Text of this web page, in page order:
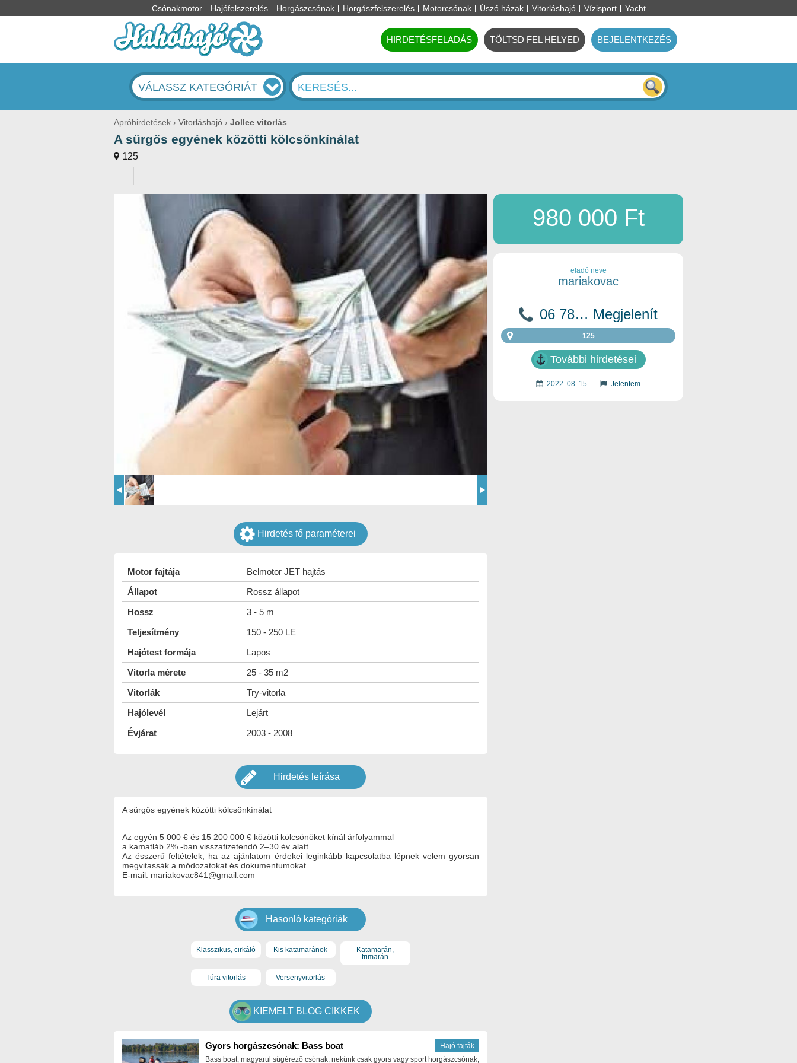
Csónakmotor Hajófelszerelés Horgászcsónak Horgászfelszerelés Motorcsónak Úszó házak Vitorláshajó Vízisport Yacht
HIRDETÉSFELADÁS TÖLTSD FEL HELYED BEJELENTKEZÉS
VÁLASSZ KATEGÓRIÁT
Apróhirdetések Vitorláshajó Jollee vitorlás
A sürgős egyének közötti kölcsönkínálat
125
980 000 Ft
eladó neve
mariakovac
06 78… Megjelenít
125
További hirdetései
2022. 08. 15. Jelentem
Hirdetés fő paraméterei
Motor fajtája
Belmotor JET hajtás
Állapot
Rossz állapot
Hossz
3 - 5 m
Teljesítmény
150 - 250 LE
Hajótest formája
Lapos
Vitorla mérete
25 - 35 m2
Vitorlák
Try-vitorla
Hajólevél
Lejárt
Évjárat
2003 - 2008
Hirdetés leírása
A sürgős egyének közötti kölcsönkínálat
Az egyén 5 000 € és 15 200 000 € közötti kölcsönöket kínál árfolyammal
a kamatláb 2% -ban visszafizetendő 2–30 év alatt
Az ésszerű feltételek, ha az ajánlatom érdekei leginkább kapcsolatba lépnek velem gyorsan
megvitassák a módozatokat és dokumentumokat.
E-mail: mariakovac841@gmail.com
Hasonló kategóriák
Klasszikus, cirkáló Kis katamaránok
Katamarán,
trimarán
Túra vitorlás Versenyvitorlás
KIEMELT BLOG CIKKEK
Hajó fajták
Gyors horgászcsónak: Bass boat
Bass boat, magyarul sügérező csónak, nekünk csak gyors vagy sport horgászcsónak,